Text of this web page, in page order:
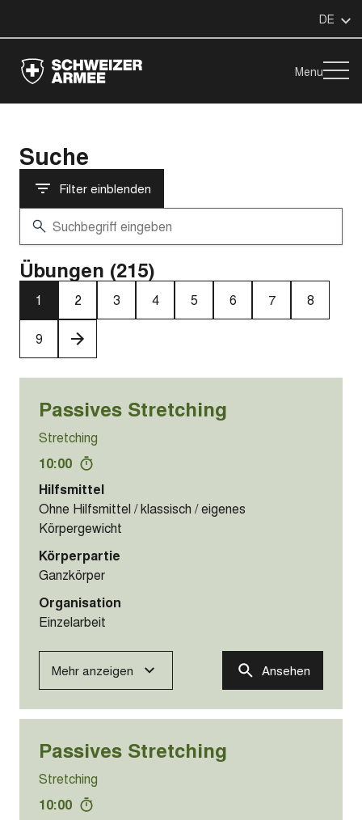
DE
Menu
Suche
Filter einblenden
Übungen (215)
1 2 3 4 5 6 7 8
9 ›
Passives Stretching
Stretching
10:00
Hilfsmittel
Ohne Hilfsmittel / klassisch / eigenes
Körpergewicht
Körperpartie
Ganzkörper
Organisation
Einzelarbeit
Mehr anzeigen Ansehen
Passives Stretching
Stretching
10:00